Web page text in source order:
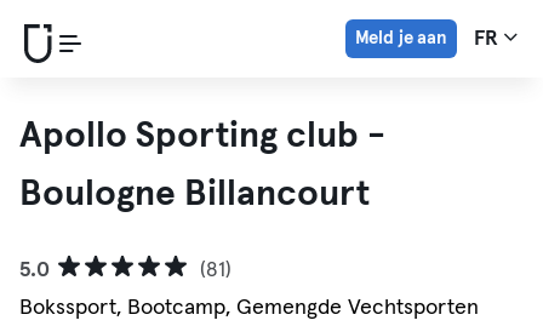
Meld je aan FR
Apollo Sporting club -
Boulogne Billancourt
5.0
(81)
Bokssport, Bootcamp, Gemengde Vechtsporten